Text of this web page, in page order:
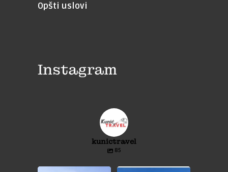
Opšti uslovi
Instagram
kunictravel
85